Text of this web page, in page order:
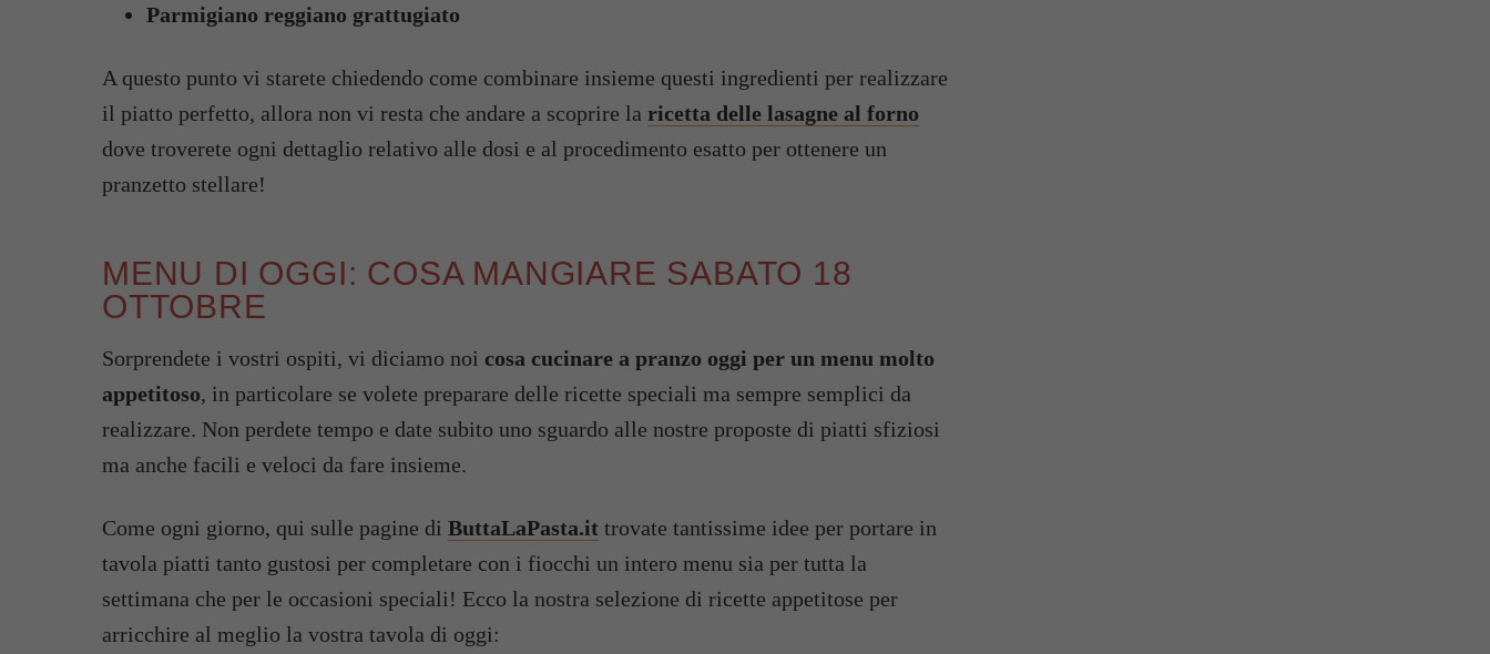
Parmigiano reggiano grattugiato
A questo punto vi starete chiedendo come combinare insieme questi ingredienti per realizzare
il piatto perfetto, allora non vi resta che andare a scoprire la ricetta delle lasagne al forno
dove troverete ogni dettaglio relativo alle dosi e al procedimento esatto per ottenere un
pranzetto stellare!
MENU DI OGGI: COSA MANGIARE SABATO 18
OTTOBRE
Sorprendete i vostri ospiti, vi diciamo noi cosa cucinare a pranzo oggi per un menu molto
appetitoso, in particolare se volete preparare delle ricette speciali ma sempre semplici da
realizzare. Non perdete tempo e date subito uno sguardo alle nostre proposte di piatti sfiziosi
ma anche facili e veloci da fare insieme.
Come ogni giorno, qui sulle pagine di ButtaLaPasta.it trovate tantissime idee per portare in
tavola piatti tanto gustosi per completare con i fiocchi un intero menu sia per tutta la
settimana che per le occasioni speciali! Ecco la nostra selezione di ricette appetitose per
arricchire al meglio la vostra tavola di oggi: